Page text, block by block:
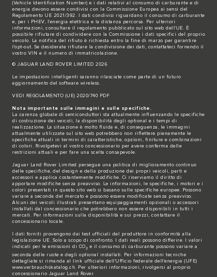
(Vehicle Identification Number) e i dati relativi al consumo di carburante e di
energia devono essere condivisi con la Commissione Europea ai sensi del
Regolamento UE 2021/392. I dati condivisi riguardano il consumo di carburante
e, per i PHEV, l'energia elettrica e la distanza percorsa. Per ulteriori
informazioni, consultare il regolamento pubblicato sul sito web dell'UE. È
possibile rifiutare di condividere con la Commissione i dati specifici del proprio
veicolo. La notifica del rifiuto è richiesta entro la fine di marzo per garantire
l'opt-out. Se desiderate rifiutare la condivisione dei dati, contattateci fornendo il
vostro VIN e il numero di immatricolazione.
© JAGUAR LAND ROVER LIMITED 2026
Le impostazioni intelligenti saranno rilasciate come parte di un futuro
aggiornamento del software wireless.
VEDI REGOLAMENTO (UE) 2020/740 PDF
Nota importante sulle immagini e sulle specifiche.
La carenza globale di semiconduttori sta attualmente influenzando le specifiche
di costruzione dei veicoli, la disponibilità degli optional e i tempi di
realizzazione. La situazione è molto fluida e, di conseguenza, le immagini
attualmente utilizzate sul sito web potrebbero non riflettere pienamente le
specifiche attuali in termini di caratteristiche, opzioni, finiture e combinazioni
di colori. Rivolgetevi al vostro concessionario per avere conferma delle
restrizioni attuali e per fare una scelta consapevole.
Jaguar Land Rover Limited persegue una politica di miglioramento continuo
delle specifiche, del design e della produzione dei propri veicoli, parti e
accessori e applica costantemente modifiche. Ci riserviamo il diritto di
apportare modifiche senza preavviso. Le informazioni, le specifiche, i motori e i
colori presentati in questo sito web si basano sulle specifiche europee. Possono
variare a seconda del mercato e possono essere modificate senza preavviso.
Alcuni dei veicoli illustrati presentano equipaggiamenti opzionali o accessori
installati dal concessionario che potrebbero non essere disponibili in tutti i
mercati. Per informazioni sulla disponibilità e sui prezzi, contattare il
concessionario locale.
I dati forniti provengono dai test ufficiali del produttore in conformità alla
legislazione UE. Solo a scopo di confronto. I dati reali possono differire. I valori
indicati per le emissioni di CO2 e il consumo di carburante possono variare a
seconda delle ruote e degli optional installati. Per informazioni tecniche
dettagliate si rimanda al link ufficiale dell'Ufficio federale dell'energia (UFE)
www.verbrauchskatalog.ch. Per ulteriori informazioni, rivolgersi al proprio
concessionario Jaguar Land Rover.